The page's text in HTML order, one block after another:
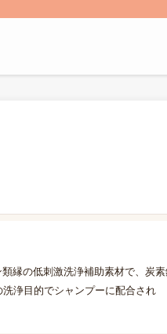
縁の低刺激洗浄補助素材で、炭素
浄目的でシャンプーに配合され